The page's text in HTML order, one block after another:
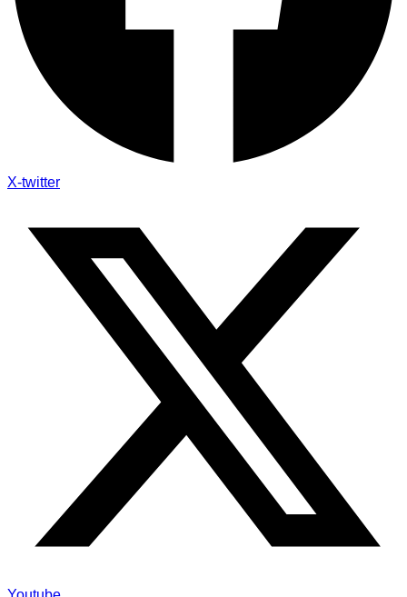
X-twitter